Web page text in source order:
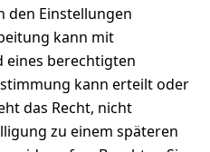
den Einstellungen
kann mit
berechtigten
kann erteilt oder
das Recht, nicht
zu einem späteren
Insider
Club
Unser
Ladenges
Newslett
eranmeld
PayPal /
Kreditkar
te